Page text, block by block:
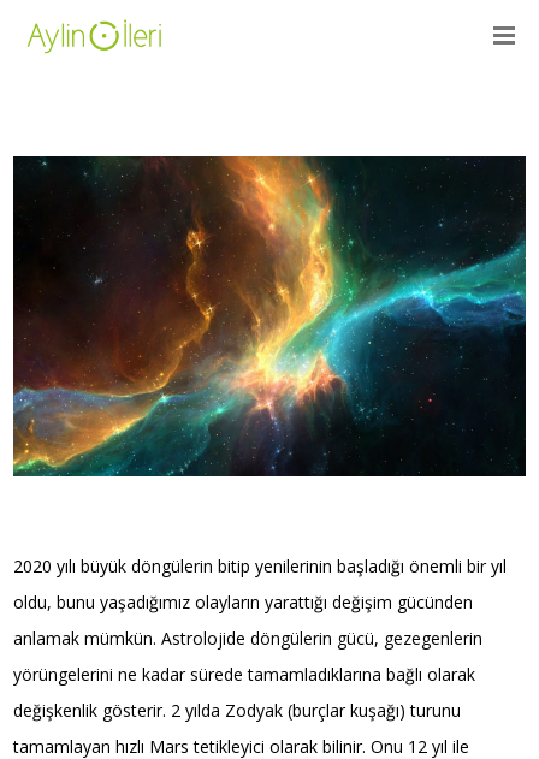
2020 yılı büyük döngülerin bitip yenilerinin başladığı önemli bir yıl
oldu, bunu yaşadığımız olayların yarattığı değişim gücünden
anlamak mümkün. Astrolojide döngülerin gücü, gezegenlerin
yörüngelerini ne kadar sürede tamamladıklarına bağlı olarak
değişkenlik gösterir. 2 yılda Zodyak (burçlar kuşağı) turunu
tamamlayan hızlı Mars tetikleyici olarak bilinir. Onu 12 yıl ile